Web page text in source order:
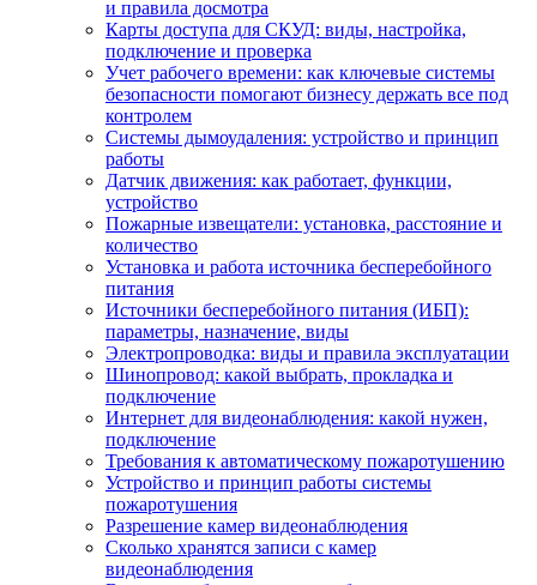
и правила досмотра
Карты доступа для СКУД: виды, настройка,
подключение и проверка
Учет рабочего времени: как ключевые системы
безопасности помогают бизнесу держать все под
контролем
Системы дымоудаления: устройство и принцип
работы
Датчик движения: как работает, функции,
устройство
Пожарные извещатели: установка, расстояние и
количество
Установка и работа источника бесперебойного
питания
Источники бесперебойного питания (ИБП):
параметры, назначение, виды
Электропроводка: виды и правила эксплуатации
Шинопровод: какой выбрать, прокладка и
подключение
Интернет для видеонаблюдения: какой нужен,
подключение
Требования к автоматическому пожаротушению
Устройство и принцип работы системы
пожаротушения
Разрешение камер видеонаблюдения
Сколько хранятся записи с камер
видеонаблюдения